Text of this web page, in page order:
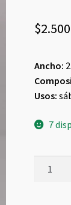
$2.500
Ancho:
Usos:
7